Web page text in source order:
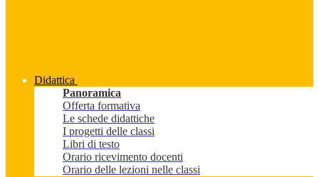
Didattica
Panoramica
Offerta formativa
Le schede didattiche
I progetti delle classi
Libri di testo
Orario ricevimento docenti
Orario delle lezioni nelle classi